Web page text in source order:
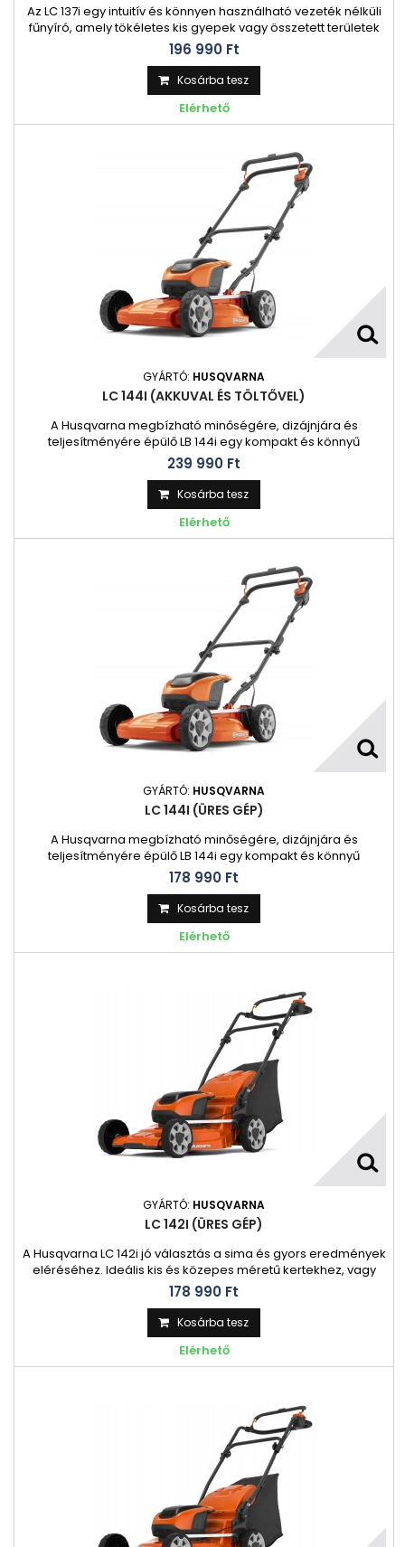
Az LC 137i egy intuitív és könnyen használható vezeték nélküli
fűnyíró, amely tökéletes kis gyepek vagy összetett területek
nyírásához. Ezzel a kicsi és könnyű fűnyíróval gyorsan és
csendesen, egy feltöltéssel nyírhatja kertjét. Kompakt
fedélzetének és ergonomikus fogantyújának köszönhetően
kis területeken is könnyű manőverezni és kormányozni. A
könnyen...
196 990 Ft‎
Kosárba tesz
Elérhető
GYÁRTÓ: HUSQVARNA
LC 144I (AKKUVAL ÉS TÖLTŐVEL)
A Husqvarna megbízható minőségére, dizájnjára és
teljesítményére épülő LB 144i egy kompakt és könnyű
akkumulátoros fűnyíró, amely ugyanolyan könnyen
használható, mint tárolható. A speciális talajtakaró
fedélzetnek és az intuitív kezelőszerveknek köszönhetően
könnyedén manőverezhet, és még bonyolult területeken is
nagyszerű nyírási eredményeket érhet el.
239 990 Ft‎
Kosárba tesz
Elérhető
GYÁRTÓ: HUSQVARNA
LC 144I (ÜRES GÉP)
A Husqvarna megbízható minőségére, dizájnjára és
teljesítményére épülő LB 144i egy kompakt és könnyű
akkumulátoros fűnyíró, amely ugyanolyan könnyen
használható, mint tárolható. A speciális talajtakaró
fedélzetnek és az intuitív kezelőszerveknek köszönhetően
könnyedén manőverezhet, és még bonyolult területeken is
nagyszerű nyírási eredményeket érhet el.
178 990 Ft‎
Kosárba tesz
Elérhető
GYÁRTÓ: HUSQVARNA
LC 142I (ÜRES GÉP)
A Husqvarna LC 142i jó választás a sima és gyors eredmények
eléréséhez. Ideális kis és közepes méretű kertekhez, vagy
kisebb, összetett területek nyírásához. Tartalmazza a SavE™
módot a nagyszerű vágás érdekében, kevesebb
energiával. Akkumulátoros fűnyíró szuperkönnyű indítással!
Kompakt és könnyű akkumulátoros fűnyíró, amely nagyon
könnyen használható.
178 990 Ft‎
Kosárba tesz
Elérhető